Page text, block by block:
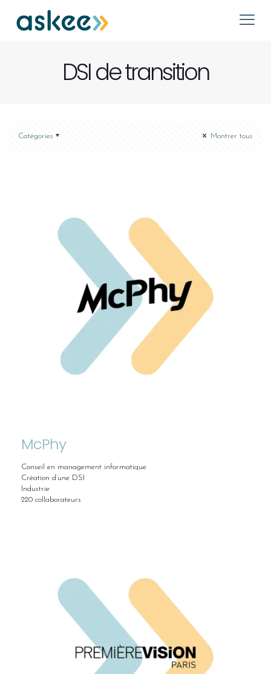
DSI de transition
Catégories Montrer tous
McPhy
Conseil en management informatique
Création d’une DSI
Industrie
220 collaborateurs